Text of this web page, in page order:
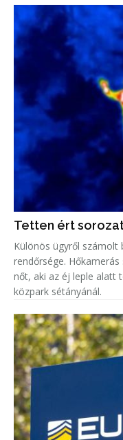
Tetten ért
Különös ügyről számolt
rendőrsége.
nőt, aki az éj leple alatt
közpark sétányánál.